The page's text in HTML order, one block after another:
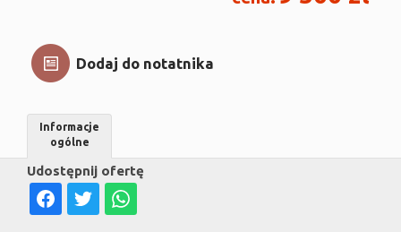
Dodaj do notatnika
Udostępnij ofertę
Informacje
ogólne